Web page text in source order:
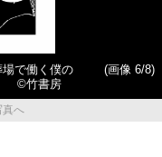
で働く僕の
©竹書房
(画像 6/8)
真へ